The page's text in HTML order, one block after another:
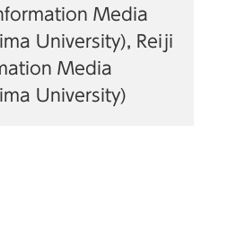
Media
University), Reiji
Media
University)